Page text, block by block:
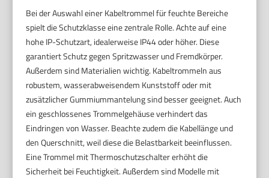
Bei der Auswahl einer Kabeltrommel für feuchte Bereiche
spielt die Schutzklasse eine zentrale Rolle. Achte auf eine
hohe IP-Schutzart, idealerweise IP44 oder höher. Diese
garantiert Schutz gegen Spritzwasser und Fremdkörper.
Außerdem sind Materialien wichtig. Kabeltrommeln aus
robustem, wasserabweisendem Kunststoff oder mit
zusätzlicher Gummiummantelung sind besser geeignet. Auch
ein geschlossenes Trommelgehäuse verhindert das
Eindringen von Wasser. Beachte zudem die Kabellänge und
den Querschnitt, weil diese die Belastbarkeit beeinflussen.
Eine Trommel mit Thermoschutzschalter erhöht die
Sicherheit bei Feuchtigkeit. Außerdem sind Modelle mit